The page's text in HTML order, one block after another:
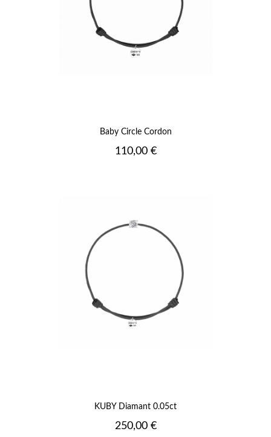
Baby Circle Cordon
Prix
110,00 €
KUBY Diamant 0.05ct
Prix
250,00 €